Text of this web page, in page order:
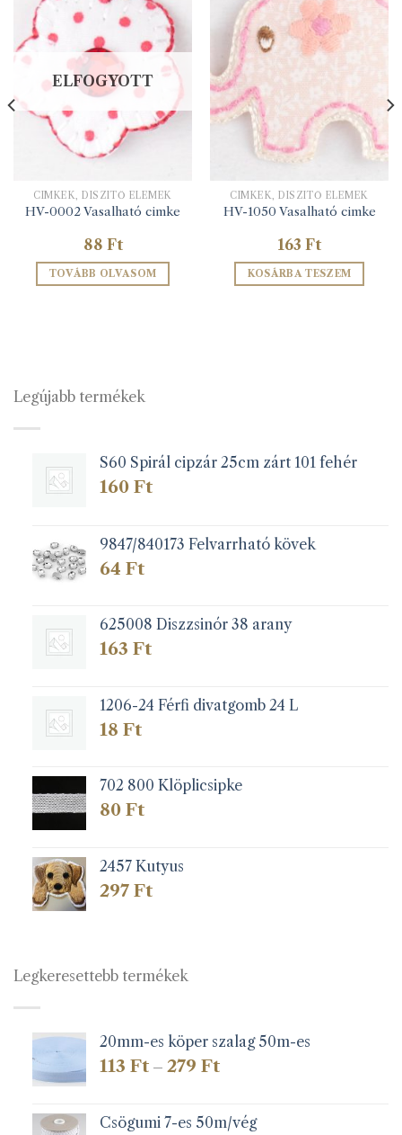
ELFOGYOTT
CIMKÉK, DÍSZÍTŐ ELEMEK
HV-0002 Vasalható cimke
88 Ft
TOVÁBB OLVASOM
CIMKÉK, DÍSZÍTŐ ELEMEK
HV-1050 Vasalható cimke
163 Ft
KOSÁRBA TESZEM
Legújabb termékek
S60 Spirál cipzár 25cm zárt 101 fehér
160 Ft
9847/840173 Felvarrható kövek
64 Ft
625008 Diszzsinór 38 arany
163 Ft
1206-24 Férfi divatgomb 24 L
18 Ft
702 800 Klöplicsipke
80 Ft
2457 Kutyus
297 Ft
Legkeresettebb termékek
20mm-es köper szalag 50m-es
113 Ft – 279 FtÁrtartomány:
279 Ft
Csögumi 7-es 50m/vég